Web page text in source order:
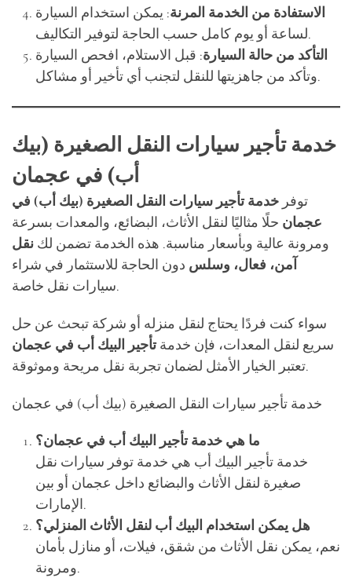
الاستفادة من الخدمة المرنة: يمكن استخدام السيارة
لساعة أو يوم كامل حسب الحاجة لتوفير التكاليف.
التأكد من حالة السيارة: قبل الاستلام، افحص السيارة
وتأكد من جاهزيتها للنقل لتجنب أي تأخير أو مشاكل.
خدمة تأجير سيارات النقل الصغيرة (بيك
أب) في عجمان
توفر خدمة تأجير سيارات النقل الصغيرة (بيك أب) في
عجمان حلًا مثاليًا لنقل الأثاث، البضائع، والمعدات بسرعة
ومرونة عالية وبأسعار مناسبة. هذه الخدمة تضمن لك نقل
آمن، فعال، وسلس دون الحاجة للاستثمار في شراء
سيارات نقل خاصة.
سواء كنت فردًا يحتاج لنقل منزله أو شركة تبحث عن حل
سريع لنقل المعدات، فإن خدمةتأجير البيك أب في عجمان
تعتبر الخيار الأمثل لضمان تجربة نقل مريحة وموثوقة.
خدمة تأجير سيارات النقل الصغيرة (بيك أب) في عجمان
ما هي خدمة تأجير البيك أب في عجمان؟
خدمة تأجير البيك أب هي خدمة توفر سيارات نقل
صغيرة لنقل الأثاث والبضائع داخل عجمان أو بين
الإمارات.
هل يمكن استخدام البيك أب لنقل الأثاث المنزلي؟
نعم، يمكن نقل الأثاث من شقق، فيلات، أو منازل بأمان
ومرونة.